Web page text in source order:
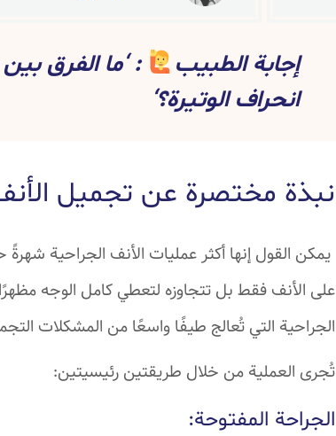
إجابة الطبيب
: ‘ما الفرق
انحراف الوتيرة؟‘
نبذة مختصرة عن تجميل
يمكن القول إنها أكثر عمليات الأنف الجراحية شهرةً
على الأنف فقط بل تتجاوزه لتعطي كامل الوجه
الجراحية التي تُعالج طيفًا واسعًا من المشكلات
تُجرى العملية من خلال طريقتين رئيسيتين:
الجراحة المفتوحة: